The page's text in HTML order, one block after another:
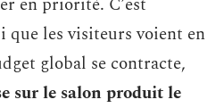
que les visiteurs voient en
global se contracte,
sur le salon produit le